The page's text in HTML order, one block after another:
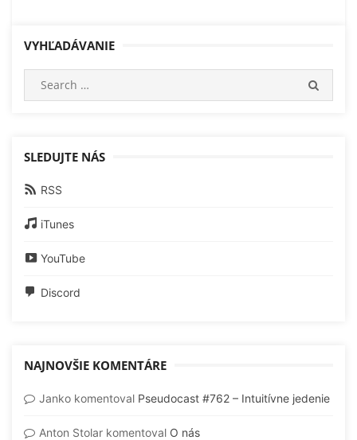
VYHĽADÁVANIE
SLEDUJTE NÁS
RSS
iTunes
YouTube
Discord
NAJNOVŠIE KOMENTÁRE
Janko komentoval Pseudocast #762 – Intuitívne jedenie
Anton Stolar komentoval O nás